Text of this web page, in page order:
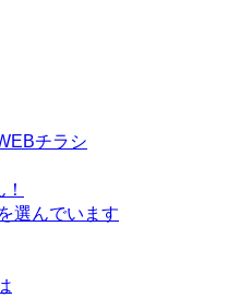
チラシ
選んでいます